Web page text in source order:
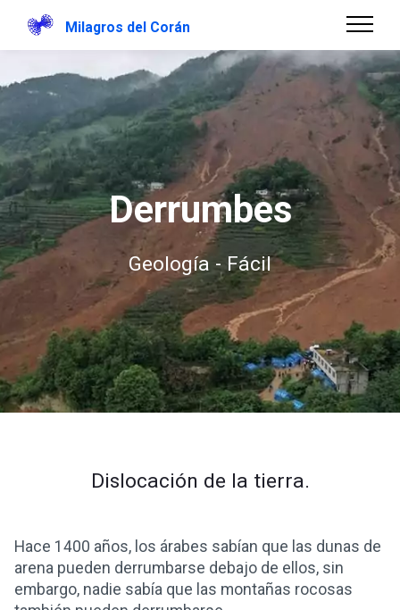
Milagros del Corán
Derrumbes
Geología - Fácil
Dislocación de la tierra.
Hace 1400 años, los árabes sabían que las dunas de
arena pueden derrumbarse debajo de ellos, sin
embargo, nadie sabía que las montañas rocosas